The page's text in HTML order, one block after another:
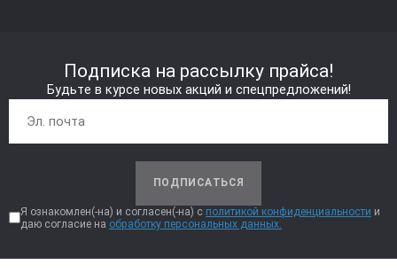
Подписка на рассылку прайса!
Будьте в курсе новых акций и спецпредложений!
ПОДПИСАТЬСЯ
Я ознакомлен(-на) и согласен(-на) с политикой конфиденциальности и
даю согласие на обработку персональных данных.